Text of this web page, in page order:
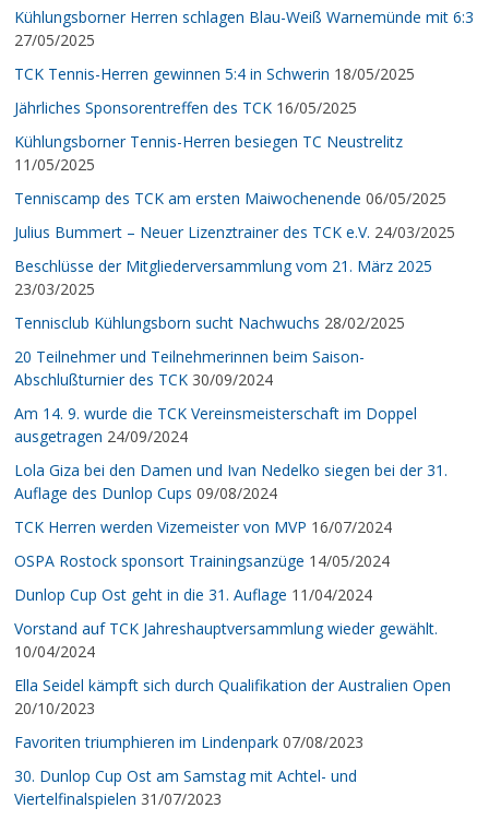
Kühlungsborner Herren schlagen Blau-Weiß Warnemünde mit 6:3
27/05/2025
TCK Tennis-Herren gewinnen 5:4 in Schwerin 18/05/2025
Jährliches Sponsorentreffen des TCK 16/05/2025
Kühlungsborner Tennis-Herren besiegen TC Neustrelitz
11/05/2025
Tenniscamp des TCK am ersten Maiwochenende 06/05/2025
Julius Bummert – Neuer Lizenztrainer des TCK e.V. 24/03/2025
Beschlüsse der Mitgliederversammlung vom 21. März 2025
23/03/2025
Tennisclub Kühlungsborn sucht Nachwuchs 28/02/2025
20 Teilnehmer und Teilnehmerinnen beim Saison-
Abschlußturnier des TCK 30/09/2024
Am 14. 9. wurde die TCK Vereinsmeisterschaft im Doppel
ausgetragen 24/09/2024
Lola Giza bei den Damen und Ivan Nedelko siegen bei der 31.
Auflage des Dunlop Cups 09/08/2024
TCK Herren werden Vizemeister von MVP 16/07/2024
OSPA Rostock sponsort Trainingsanzüge 14/05/2024
Dunlop Cup Ost geht in die 31. Auflage 11/04/2024
Vorstand auf TCK Jahreshauptversammlung wieder gewählt.
10/04/2024
Ella Seidel kämpft sich durch Qualifikation der Australien Open
20/10/2023
Favoriten triumphieren im Lindenpark 07/08/2023
30. Dunlop Cup Ost am Samstag mit Achtel- und
Viertelfinalspielen 31/07/2023